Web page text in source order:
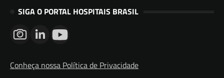
SIGA O PORTAL HOSPITAIS BRASIL
Conheça nossa Política de Privacidade